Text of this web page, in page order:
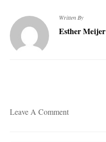
Written By
Esther Meijer
Leave A Comment